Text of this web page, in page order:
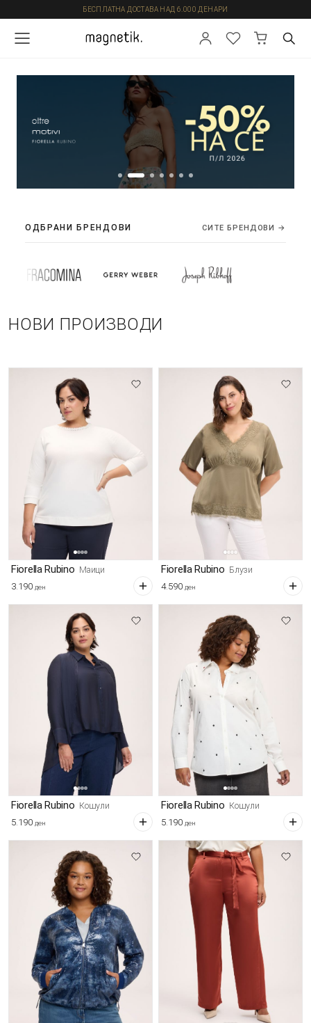
БЕСПЛАТНА ДОСТАВА НАД 6.000 ДЕНАРИ
ОДБРАНИ БРЕНДОВИ СИТЕ БРЕНДОВИ →
НОВИ ПРОИЗВОДИ
Fiorella Rubino Маици
3.190 ден
Fiorella Rubino Блузи
4.590 ден
Fiorella Rubino Кошули
5.190 ден
Fiorella Rubino Кошули
5.190 ден